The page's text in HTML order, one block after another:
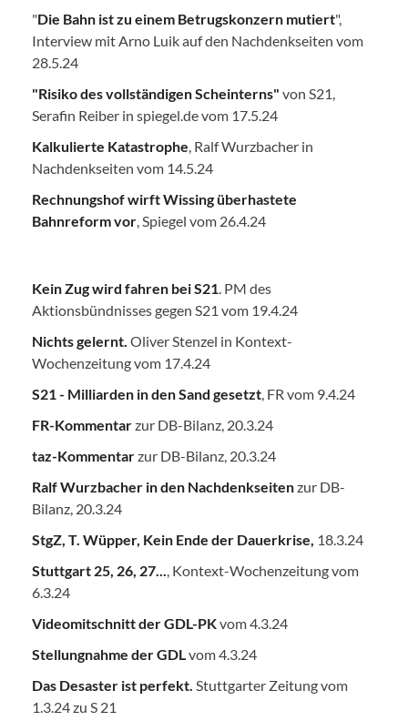
"Die Bahn ist zu einem Betrugskonzern mutiert",
Interview mit Arno Luik auf den Nachdenkseiten vom
28.5.24
"Risiko des vollständigen Scheinterns" von S21,
Serafin Reiber in spiegel.de vom 17.5.24
Kalkulierte Katastrophe , Ralf Wurzbacher in
Nachdenkseiten vom 14.5.24
Rechnungshof wirft Wissing überhastete
Bahnreform vor , Spiegel vom 26.4.24
Kein Zug wird fahren bei S21 . PM des
Aktionsbündnisses gegen S21 vom 19.4.24
Nichts gelernt. Oliver Stenzel in Kontext-
Wochenzeitung vom 17.4.24
S21 - Milliarden in den Sand gesetzt , FR vom 9.4.24
FR-Kommentarzur DB-Bilanz, 20.3.24
taz-Kommentarzur DB-Bilanz, 20.3.24
Ralf Wurzbacher in den Nachdenkseitenzur DB-
Bilanz, 20.3.24
StgZ, T. Wüpper, Kein Ende der Dauerkrise, 18.3.24
Stuttgart 25, 26, 27...
, Kontext-Wochenzeitung vom
6.3.24
Videomitschnitt der GDL-PKvom 4.3.24
Stellungnahme der GDL vom 4.3.24
Das Desaster ist perfekt. Stuttgarter Zeitung vom
1.3.24 zu S 21